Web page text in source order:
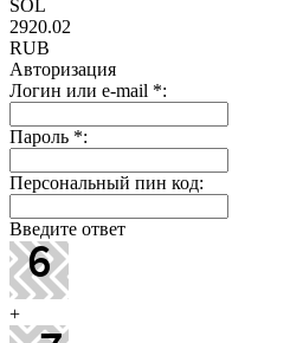
SOL
2920.02
RUB
Авторизация
Логин или e-mail *:
Пароль *:
Персональный пин код:
Введите ответ
+